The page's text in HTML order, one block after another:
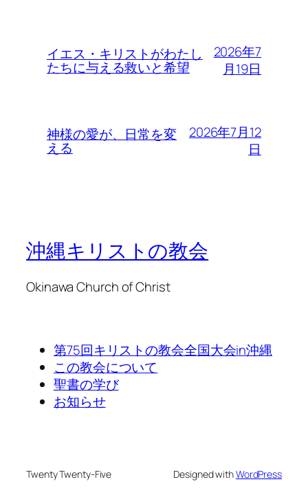
イエス・キリストがわたし
たちに与える救いと希望
2026年7
月19日
神様の愛が、日常を変
える
2026年7月12
日
沖縄キリストの教会
Okinawa Church of Christ
第75回キリストの教会全国大会in沖縄
この教会について
聖書の学び
お知らせ
Twenty Twenty-Five Designed withWordPress